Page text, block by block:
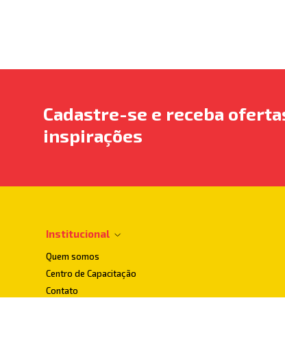
Cadastre-se e receba
inspirações
Institucional
Quem somos
Centro de Capacitação
Contato